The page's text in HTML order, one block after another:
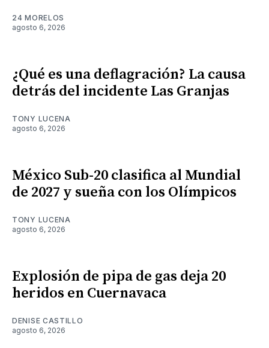
24 MORELOS
agosto 6, 2026
¿Qué es una deflagración? La causa
detrás del incidente Las Granjas
TONY LUCENA
agosto 6, 2026
México Sub-20 clasifica al Mundial
de 2027 y sueña con los Olímpicos
TONY LUCENA
agosto 6, 2026
Explosión de pipa de gas deja 20
heridos en Cuernavaca
DENISE CASTILLO
agosto 6, 2026